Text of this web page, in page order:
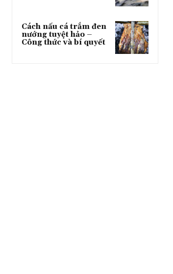
Cách nấu cá trắm đen
nướng tuyệt hảo –
Công thức và bí quyết